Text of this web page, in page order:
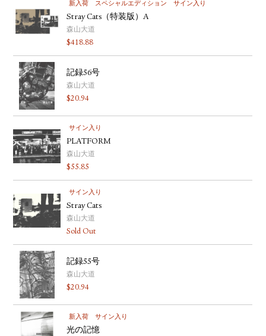
新入荷 スペシャルエディション サイン入り
Stray Cats（特装版）A
森山大道
$418.88
記録56号
森山大道
$20.94
サイン入り
PLATFORM
森山大道
$55.85
サイン入り
Stray Cats
森山大道
Sold Out
記録55号
森山大道
$20.94
新入荷 サイン入り
光の記憶